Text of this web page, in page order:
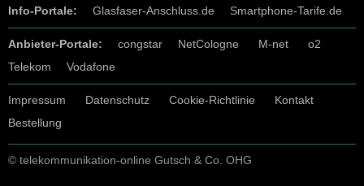
Info-Portale: Glasfaser-Anschluss.de Smartphone-Tarife.de
Anbieter-Portale: congstar NetCologne M-net
o2
Telekom
Vodafone
Impressum Datenschutz Cookie-Richtlinie
Kontakt
Bestellung
© telekommunikation-online Gutsch & Co. OHG